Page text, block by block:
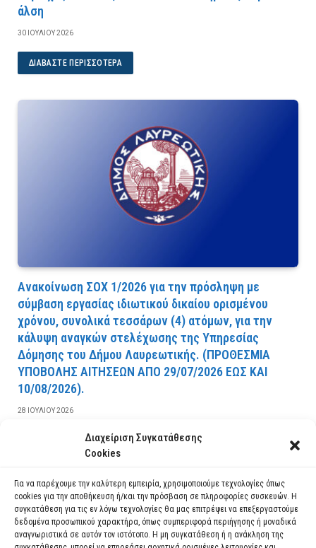
Διαχείριση Συγκατάθεσης
Cookies
Για να παρέχουμε την καλύτερη εμπειρία, χρησιμοποιούμε τεχνολογίες όπως
cookies για την αποθήκευση ή/και την πρόσβαση σε πληροφορίες συσκευών. Η
συγκατάθεση για τις εν λόγω τεχνολογίες θα μας επιτρέψει να επεξεργαστούμε
δεδομένα προσωπικού χαρακτήρα, όπως συμπεριφορά περιήγησης ή μοναδικά
αναγνωριστικά σε αυτόν τον ιστότοπο. Η μη συγκατάθεση ή η ανάκληση της
άλση
30 ΙΟΥΛΊΟΥ 2026
ΔΙΑΒΆΣΤΕ ΠΕΡΙΣΣΌΤΕΡΑ
Ανακοίνωση ΣΟΧ 1/2026 για την πρόσληψη με
σύμβαση εργασίας ιδιωτικού δικαίου ορισμένου
χρόνου, συνολικά τεσσάρων (4) ατόμων, για την
κάλυψη αναγκών στελέχωσης της Υπηρεσίας
Δόμησης του Δήμου Λαυρεωτικής. (ΠPOΘEΣMIA
YΠOBOΛHΣ AITHΣEΩN AΠO 29/07/2026 EΩΣ KAI
10/08/2026).
28 ΙΟΥΛΊΟΥ 2026
ΔΙΑΒΆΣΤΕ ΠΕΡΙΣΣΌΤΕΡΑ